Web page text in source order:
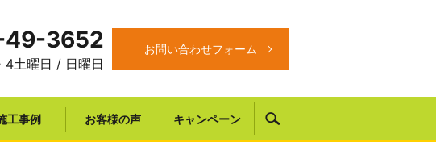
49-3652
4土曜日 / 日曜日
お問い合わせフォーム
工事例 お客様の声 キャンペーン